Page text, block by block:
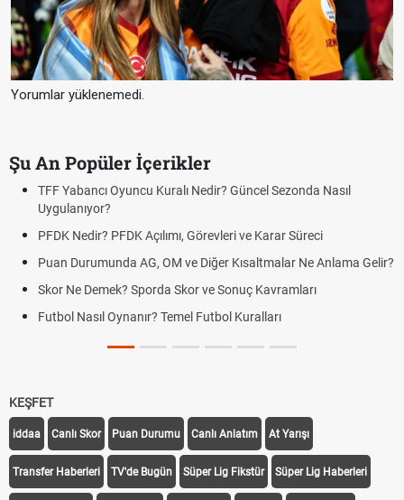
Yorumlar yüklenemedi.
Şu An Popüler İçerikler
Sezonda Nasıl
Süreci
Ne Anlama Gelir?
Deplasman Golü Kuralı Nedir? Hangi
DGS Sonuçları Ne Zaman Açıklanacak
Tarihini Duyurdu
Mazota İndirim Var mı? Motorin
Hradec Kralove Beşiktaş maçı şifresiz canlı
BJK)
KEŞFET
iddaa Canlı Skor Puan Durumu Canlı Anlatım At Yarışı